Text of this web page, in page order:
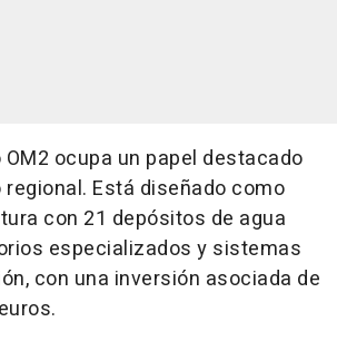
ocupa un papel destacado
Está diseñado como
con 21 depósitos de agua
especializados y sistemas
con una inversión asociada de